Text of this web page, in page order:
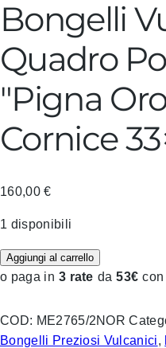
Bongelli
Quadro
"Pigna
Cornice
160,00€
1 disponibili
Aggiungi al carrello
o paga in 3 rate da 53€ con
COD: ME2765/2NOR
Bongelli Preziosi Vulcanici,